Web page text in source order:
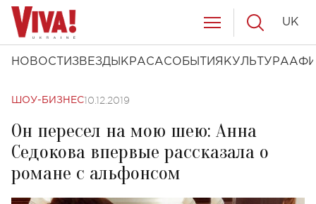
НОВОСТИ ЗВЕЗДЫ КРАСАСОБЫТИЯ КУЛЬТУРА
UK
ШОУ-БИЗНЕС10.12.2019
Он пересел на мою шею: Анна
Седокова впервые рассказала о
романе с альфонсом